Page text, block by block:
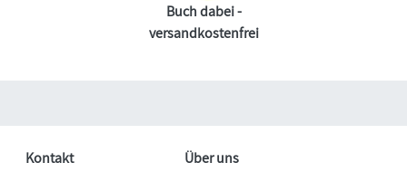
Buch dabei -
versandkostenfrei
Kontakt
Über uns